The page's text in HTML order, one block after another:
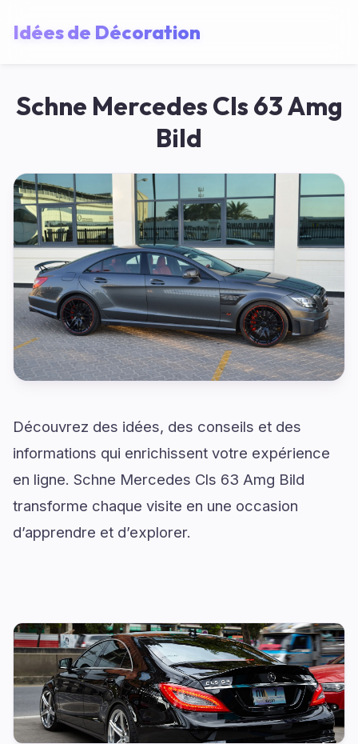
Idées de Décoration
Schne Mercedes Cls 63 Amg
Bild
Découvrez des idées, des conseils et des
informations qui enrichissent votre expérience
en ligne. Schne Mercedes Cls 63 Amg Bild
transforme chaque visite en une occasion
d’apprendre et d’explorer.